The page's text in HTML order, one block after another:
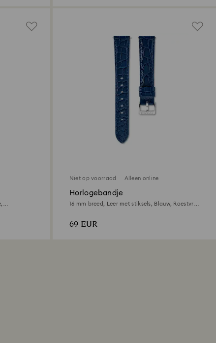
Niet op voorraad Alleen online
Horlogebandje
16 mm breed, Leer met stiksels, Blauw, Roestvrij
69 EUR